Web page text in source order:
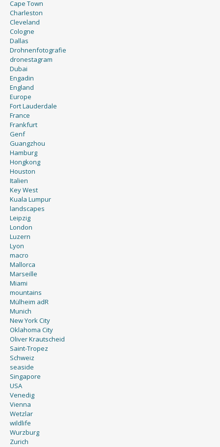
Cape Town
Charleston
Cleveland
Cologne
Dallas
Drohnenfotografie
dronestagram
Dubai
Engadin
England
Europe
Fort Lauderdale
France
Frankfurt
Genf
Guangzhou
Hamburg
Hongkong
Houston
Italien
Key West
Kuala Lumpur
landscapes
Leipzig
London
Luzern
Lyon
macro
Mallorca
Marseille
Miami
mountains
Mülheim adR
Munich
New York City
Oklahoma City
Oliver Krautscheid
Saint-Tropez
Schweiz
seaside
Singapore
USA
Venedig
Vienna
Wetzlar
wildlife
Wurzburg
Zurich